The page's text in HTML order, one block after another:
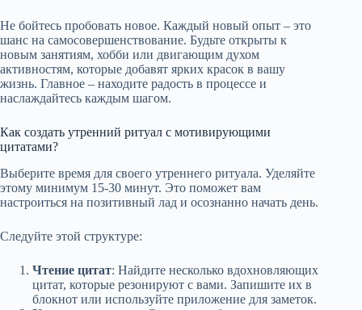
Не бойтесь пробовать новое. Каждый новый опыт – это
шанс на самосовершенствование. Будьте открыты к
новым занятиям, хобби или двигающим духом
активностям, которые добавят ярких красок в вашу
жизнь. Главное – находите радость в процессе и
наслаждайтесь каждым шагом.
Как создать утренний ритуал с мотивирующими
цитатами?
Выберите время для своего утреннего ритуала. Уделяйте
этому минимум 15-30 минут. Это поможет вам
настроиться на позитивный лад и осознанно начать день.
Следуйте этой структуре:
Чтение цитат: Найдите несколько вдохновляющих
цитат, которые резонируют с вами. Запишите их в
блокнот или используйте приложение для заметок.